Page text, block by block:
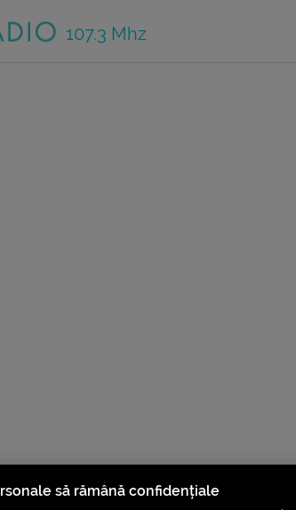
107.3 Mhz
să rămână confidențiale